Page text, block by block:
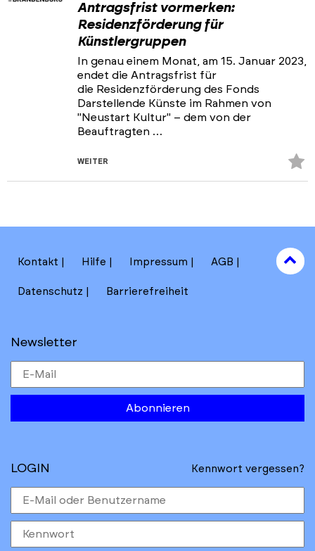
Antragsfrist vormerken:
Residenzförderung für
Künstlergruppen
In genau einem Monat, am 15. Januar 2023,
endet die Antragsfrist für
die Residenzförderung des Fonds
Darstellende Künste im Rahmen von
"Neustart Kultur" – dem von der
Beauftragten …
WEITER
Kontakt Hilfe Impressum AGB
Datenschutz Barrierefreiheit
Newsletter
Abonnieren
to
top
LOGIN Kennwort vergessen?